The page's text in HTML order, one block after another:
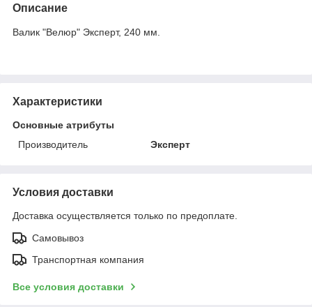
Описание
Валик "Велюр" Эксперт, 240 мм.
Характеристики
Основные атрибуты
Производитель
Эксперт
Условия доставки
Доставка осуществляется только по предоплате.
Самовывоз
Транспортная компания
Все условия доставки